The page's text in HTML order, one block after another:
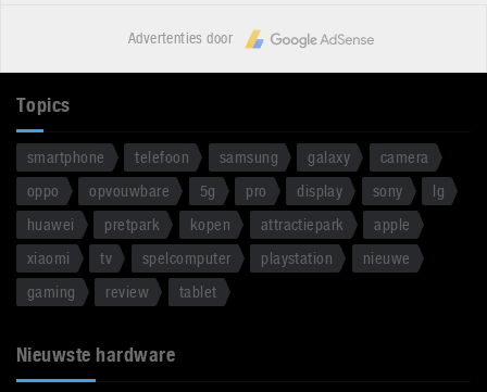
Advertenties door
Topics
smartphone telefoon samsung galaxy
camera
oppo
opvouwbare 5g pro display sony
lg
huawei
pretpark kopen attractiepark
apple
xiaomi
tv spelcomputer playstation
nieuwe
gaming
review tablet
Nieuwste hardware